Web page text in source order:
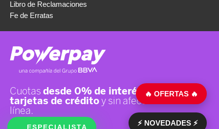
Libro de Reclamaciones
Fe de Erratas
ESPECIALISTA
🔥 OFERTAS 🔥
⚡ NOVEDADES ⚡